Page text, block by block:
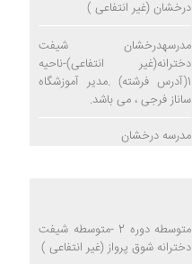
درخشان (غیر انتفاعی )
مدرسهدرخشان شیفت
دخترانه(غیر انتفاعی)-ناحیه
1(آدرس فرشته) .مدیر آموزشگاه
ساناز فرجی ، می باشد.
مدرسه درخشان
متوسطه دوره 2 -متوسطه شیفت
دخترانه شوق پرواز (غیر انتفاعی )